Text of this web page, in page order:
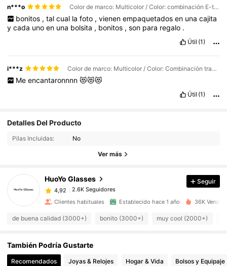
n***o Color de marco: Multicolor / Color: combinación E-transparente
bonitos , tal cual la foto , vienen empaquetados en una cajita
ycada unoen una bolsita , bonitos ,son para regalo .
Útil (1)
i***z Color de marco: Multicolor / Color: Combinación transparente de polvo C
Me encantaronnnn 😻😻😻
Útil (1)
Detalles Del Producto
Pilas Incluidas: No
Ver más
HuoYo Glasses
4,92 2.6K Seguidores
2.6K Seguidores
4,92
2.6K Seguidores
m***1 pagóHace 1 día
4,92
4,92 2.6K Seguidores
Seguir
Clientes habituales Establecido hace 1 año 36K
de buena calidad (3000+) bonito (3000+) muy cool (2000+)
También Podría Gustarte
Recomendados Joyas & Relojes Hogar & Vida Bolsos y Equipaje